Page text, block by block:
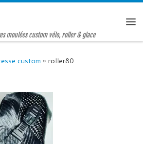
moulées custom vélo, roller & glace
custom » roller80